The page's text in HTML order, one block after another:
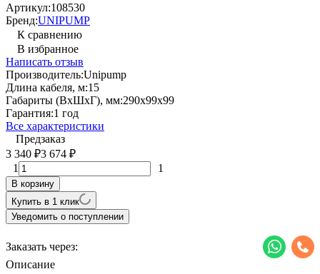
Артикул:108530
Бренд:UNIPUMP
К сравнению
В избранное
Написать отзыв
Производитель:Unipump
Длина кабеля, м:15
Габариты (ВхШхГ), мм:290х99х99
Гарантия:1 год
Все характеристики
Предзаказ
3 340 ₽3 674 ₽
1 1
В корзину
Купить в 1 клик
Уведомить о поступлении
Заказать через:
Описание